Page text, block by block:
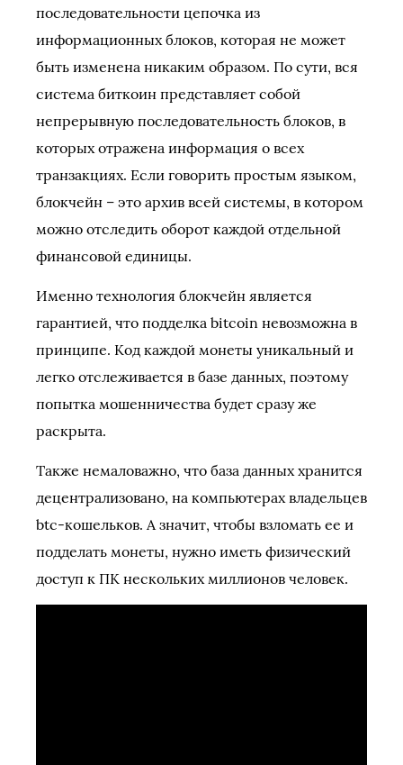
последовательности цепочка из
информационных блоков, которая не может
быть изменена никаким образом. По сути, вся
система биткоин представляет собой
непрерывную последовательность блоков, в
которых отражена информация о всех
транзакциях. Если говорить простым языком,
блокчейн – это архив всей системы, в котором
можно отследить оборот каждой отдельной
финансовой единицы.
Именно технология блокчейн является
гарантией, что подделка bitcoin невозможна в
принципе. Код каждой монеты уникальный и
легко отслеживается в базе данных, поэтому
попытка мошенничества будет сразу же
раскрыта.
Также немаловажно, что база данных хранится
децентрализовано, на компьютерах владельцев
btc-кошельков. А значит, чтобы взломать ее и
подделать монеты, нужно иметь физический
доступ к ПК нескольких миллионов человек.